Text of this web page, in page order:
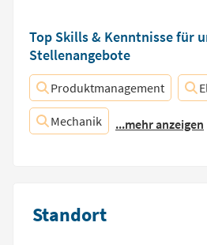
Top Skills & Kenntnisse für
Stellenangebote
Produktmanagement
Mechanik ...mehr anzeigen
Standort